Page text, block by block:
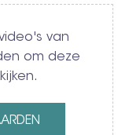
van
om deze